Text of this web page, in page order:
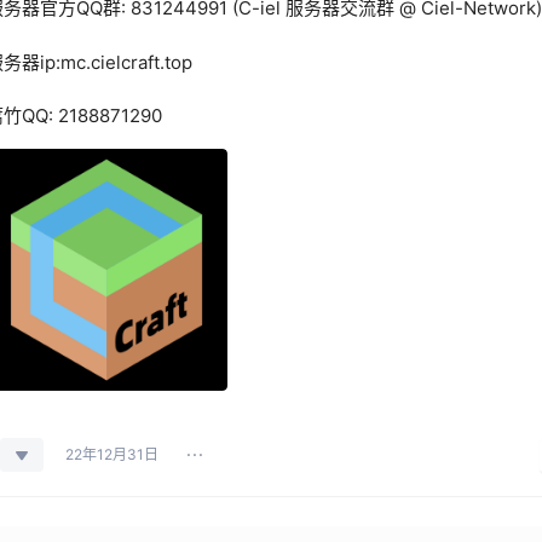
务器官方QQ群: 831244991 (C-iel 服务器交流群 @ Ciel-Network)
务器ip:mc.cielcraft.top
竹QQ: 2188871290
22年12月31日